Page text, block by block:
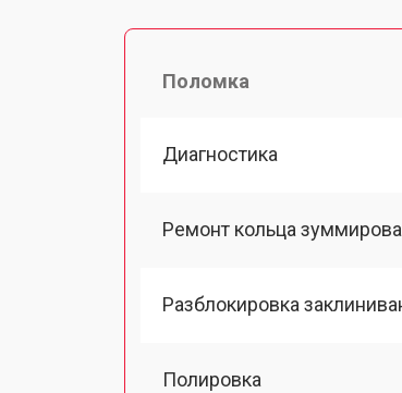
Поломка
Диагностика
Ремонт кольца
Разблокировка
Полировка